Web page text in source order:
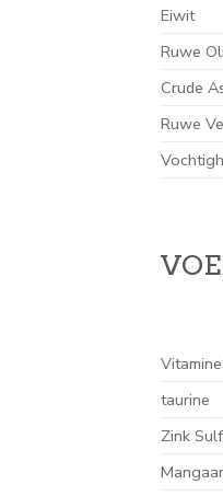
Eiwit
Ruwe
Crude
Ruwe
taurine
Zink